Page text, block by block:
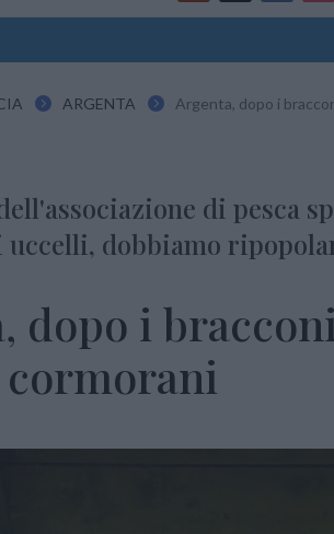
 ARGENTA  Argenta, dopo i
di pesca
uccelli, dobbiamo
dopo i